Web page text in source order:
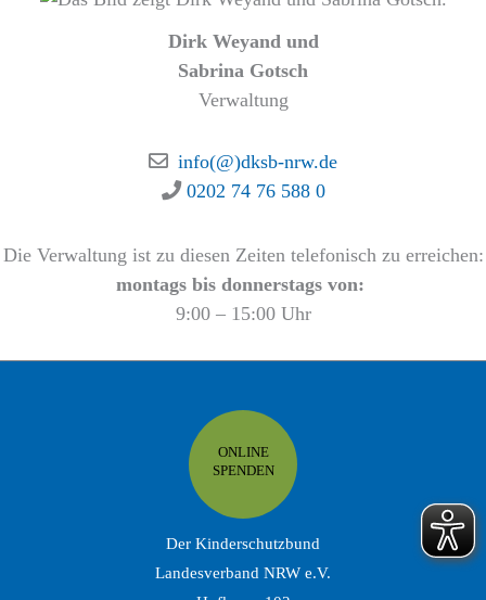
Dirk Weyand und
Sabrina Gotsch
Verwaltung
info(@)dksb-nrw.de
0202 74 76 588 0
Die Verwaltung ist zu diesen Zeiten telefonisch zu erreichen:
montags bis donnerstags von:
9:00 – 15:00 Uhr
ONLINE
SPENDEN
Der Kinderschutzbund
Landesverband NRW e.V.